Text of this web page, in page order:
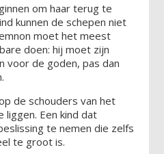
om haar terug te
kunnen de schepen niet
moet het meest
doen: hij moet zijn
voor de goden, pas dan
de schouders van het
Een kind dat
te nemen die zelfs
te groot is.